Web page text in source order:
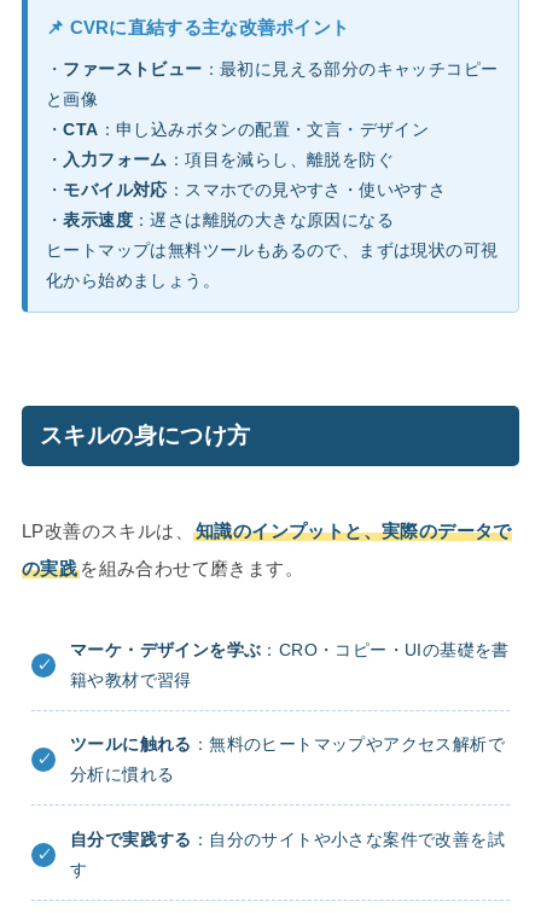
📌 CVRに直結する主な改善ポイント
・ ファーストビュー ：最初に見える部分のキャッチコピー
と画像
・CTA ：申し込みボタンの配置・文言・デザイン
・ 入力フォーム ：項目を減らし、離脱を防ぐ
・ モバイル対応 ：スマホでの見やすさ・使いやすさ
・表示速度：遅さは離脱の大きな原因になる
ヒートマップは無料ツールもあるので、まずは現状の可視
化から始めましょう。
スキルの身につけ方
LP改善のスキルは、
知識のインプットと、実際のデータで
の実践 を組み合わせて磨きます。
マーケ・デザインを学ぶ ：CRO・コピー・UIの基礎を書
籍や教材で習得
ツールに触れる ：無料のヒートマップやアクセス解析で
分析に慣れる
自分で実践する ：自分のサイトや小さな案件で改善を試
す